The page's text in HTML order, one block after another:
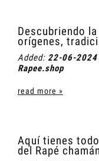
Descubriendo
orígenes,
Added: 22-06-2024
Rapee.shop
read more »
Aquí tienes
del Rapé